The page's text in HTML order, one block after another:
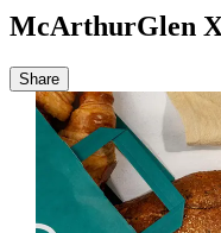
McArthurGlen X
Share